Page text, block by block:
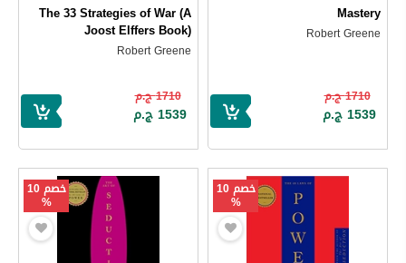
Mastery
Robert Greene
1710 ج.م
1539 ج.م
The 33 Strategies of War (A
Joost Elffers Book)
Robert Greene
1710 ج.م
1539 ج.م
خصم 10
%
خصم 10
%